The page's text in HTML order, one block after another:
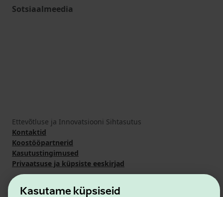
Kasutame küpsiseid
Sotsiaalmeedia
Ettevõtluse ja Innovatsiooni Sihtasutus
Kontaktid
Koostööpartnerid
Kasutustingimused
Privaatsuse ja küpsiste eeskirjad